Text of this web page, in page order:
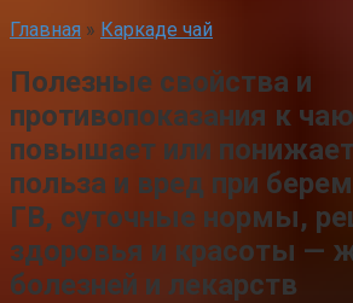
Главная » Каркаде чай
Полезные свойства и
противопоказания к
повышает или
польза и вред при
ГВ, суточные нормы,
здоровья и красоты —
болезней и лекарств